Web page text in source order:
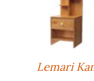
Lemari